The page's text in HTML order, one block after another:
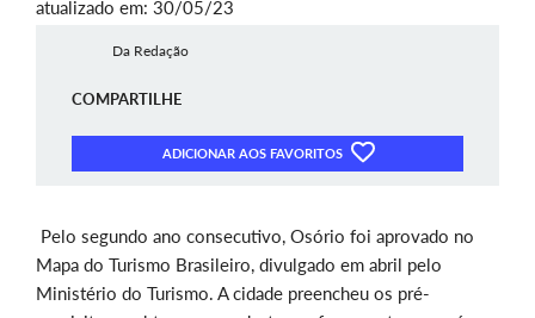
atualizado em: 30/05/23
Da Redação
COMPARTILHE
ADICIONAR AOS FAVORITOS
Pelo segundo ano consecutivo, Osório foi aprovado no
Mapa do Turismo Brasileiro, divulgado em abril pelo
Ministério do Turismo. A cidade preencheu os pré-